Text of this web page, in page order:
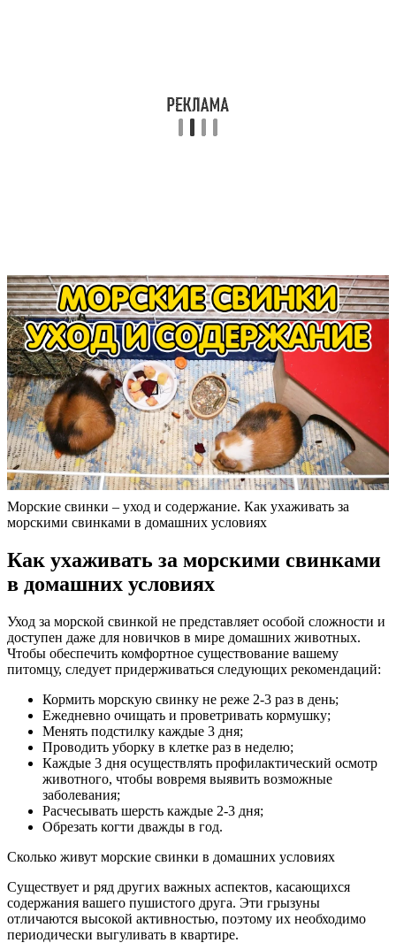
Морские свинки – уход и содержание. Как ухаживать за
морскими свинками в домашних условиях
Как ухаживать за морскими свинками
в домашних условиях
Уход за морской свинкой не представляет особой сложности и
доступен даже для новичков в мире домашних животных.
Чтобы обеспечить комфортное существование вашему
питомцу, следует придерживаться следующих рекомендаций:
Кормить морскую свинку не реже 2-3 раз в день;
Ежедневно очищать и проветривать кормушку;
Менять подстилку каждые 3 дня;
Проводить уборку в клетке раз в неделю;
Каждые 3 дня осуществлять профилактический осмотр
животного, чтобы вовремя выявить возможные
заболевания;
Расчесывать шерсть каждые 2-3 дня;
Обрезать когти дважды в год.
Сколько живут морские свинки в домашних условиях
Существует и ряд других важных аспектов, касающихся
содержания вашего пушистого друга. Эти грызуны
отличаются высокой активностью, поэтому их необходимо
периодически выгуливать в квартире.